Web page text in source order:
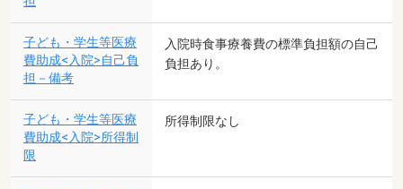
子ども・学生等医療
費助成<入院>自己負
担－備考
入院時食事療養費の標準負担額の自己
負担あり。
子ども・学生等医療
費助成<入院>所得制
限
所得制限なし